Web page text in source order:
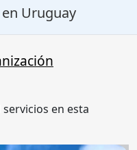
Uruguay
servicios en esta